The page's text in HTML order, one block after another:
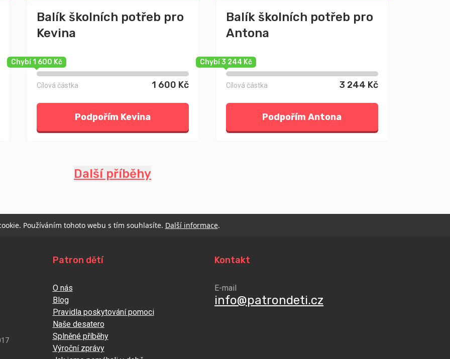
Balík školních potřeb pro
Kevina
Chybí 1 600 Kč
Cílová částka 1 600 Kč
Podpořím Kevina
Balík školních potřeb pro
Antona
Chybí 3 244 Kč
Cílová částka 3 244 Kč
Podpořím Antona
Další příběhy
Používáním tohoto webu s tím souhlasíte. Další informace.
Patron dětí
O nás
Blog
Pravidla poskytování pomoci
Naše desatero
Splněné příběhy
Výroční zprávy
Kontakt
E-mail
info@patrondeti.cz